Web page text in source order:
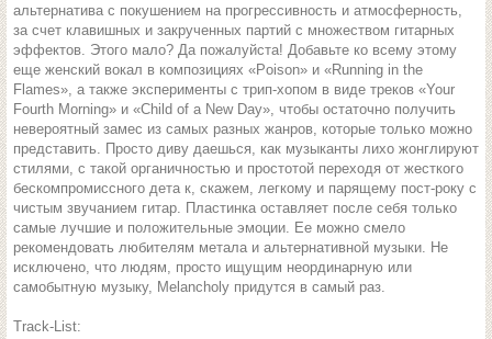
альтернатива с покушением на прогрессивность и атмосферность,
за счет клавишных и закрученных партий с множеством гитарных
эффектов. Этого мало? Да пожалуйста! Добавьте ко всему этому
еще женский вокал в композициях «Poison» и «Running in the
Flames», а также эксперименты с трип-хопом в виде треков «Your
Fourth Morning» и «Child of a New Day», чтобы остаточно получить
невероятный замес из самых разных жанров, которые только можно
представить. Просто диву даешься, как музыканты лихо жонглируют
стилями, с такой органичностью и простотой переходя от жесткого
бескомпромиссного дета к, скажем, легкому и парящему пост-року с
чистым звучанием гитар. Пластинка оставляет после себя только
самые лучшие и положительные эмоции. Ее можно смело
рекомендовать любителям метала и альтернативной музыки. Не
исключено, что людям, просто ищущим неординарную или
самобытную музыку, Melancholy придутся в самый раз.
Track-List: